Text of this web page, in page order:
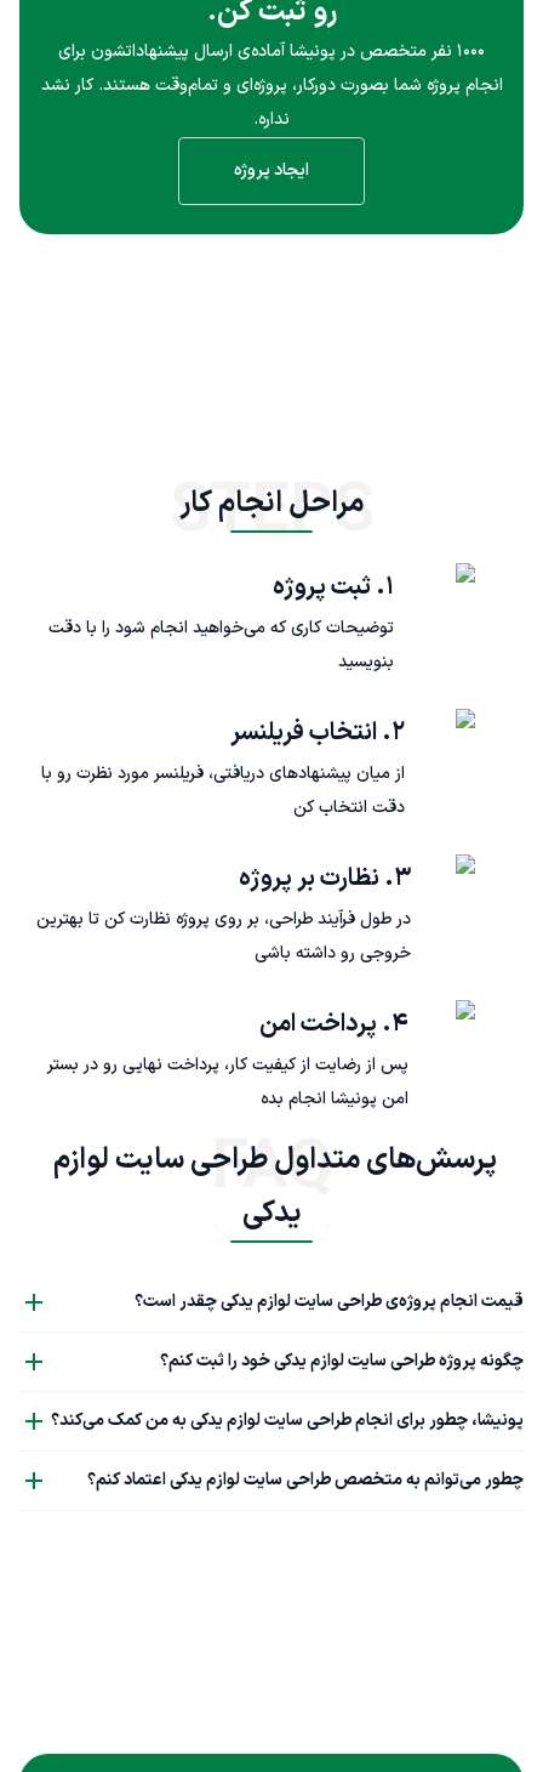
رو ثبت کن.
۱۰۰۰ نفر متخصص در پونیشا آماده‌ی ارسال پیشنهاداتشون برای
انجام پروژه شما بصورت دورکار، پروژه‌ای و تمام‌وقت هستند. کار نشد
نداره.
ایجاد پروژه
مراحل انجام کار
STEPS
۱. ثبت پروژه
توضیحات کاری که می‌خواهید انجام شود را با دقت
بنویسید
۲. انتخاب فریلنسر
از میان پیشنهادهای دریافتی، فریلنسر مورد نظرت رو با
دقت انتخاب کن
۳. نظارت بر پروژه
در طول فرآیند طراحی، بر روی پروژه نظارت کن تا بهترین
خروجی رو داشته باشی
۴. پرداخت امن
پس از رضایت از کیفیت کار، پرداخت نهایی رو در بستر
امن پونیشا انجام بده
پرسش‌های متداول طراحی سایت لوازم
یدکی
FAQ
قیمت انجام پروژه‌ی طراحی سایت لوازم یدکی چقدر است؟
چگونه پروژه طراحی سایت لوازم یدکی خود را ثبت کنم؟
پونیشا، چطور برای انجام طراحی سایت لوازم یدکی به من کمک می‌کند؟
چطور می‌توانم به متخصص طراحی سایت لوازم یدکی اعتماد کنم؟